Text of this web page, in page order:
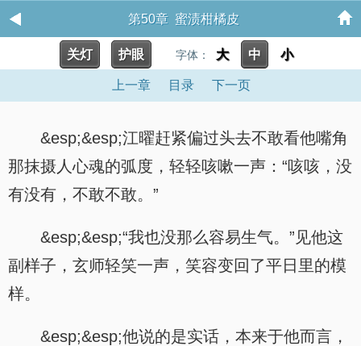
第50章 蜜渍柑橘皮
关灯 护眼 字体： 大 中 小
上一章 目录 下一页
&esp;&esp;江曜赶紧偏过头去不敢看他嘴角
那抹摄人心魂的弧度，轻轻咳嗽一声：“咳咳，没
有没有，不敢不敢。”
&esp;&esp;“我也没那么容易生气。”见他这
副样子，玄师轻笑一声，笑容变回了平日里的模
样。
&esp;&esp;他说的是实话，本来于他而言，